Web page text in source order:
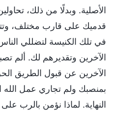
الأصلية. وبدلًا من ذلك،
قدميك على قارب مختلف،
في تلك الكنيسة لتضللي
الآخرين وتقديرهم لك. ألم
الآخرين عن قبول الطريق
بمنصبك ولم تجاري عمل
النهاية. لماذا نؤمن بالرب